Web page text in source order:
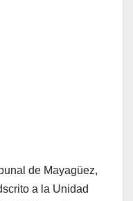
de Mayagüez,
a la Unidad